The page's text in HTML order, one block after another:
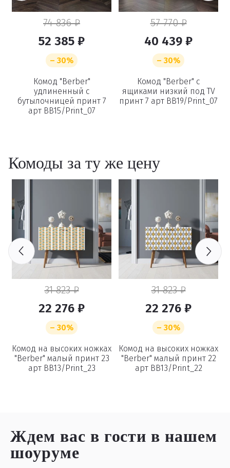
74 836 ₽
52 385 ₽
– 30%
Комод "Berber"
удлиненный с
бутылочницей принт 7
арт BB15/Print_07
57 770 ₽
40 439 ₽
– 30%
Комод "Berber" с
ящиками низкий под TV
принт 7 арт BB19/Print_07
Комоды за ту же цену
31 823 ₽
22 276 ₽
– 30%
Комод на высоких ножках
"Berber" малый принт 23
арт BB13/Print_23
31 823 ₽
22 276 ₽
– 30%
Комод на высоких ножках
"Berber" малый принт 22
арт BB13/Print_22
Ждем вас в гостив нашем
шоуруме